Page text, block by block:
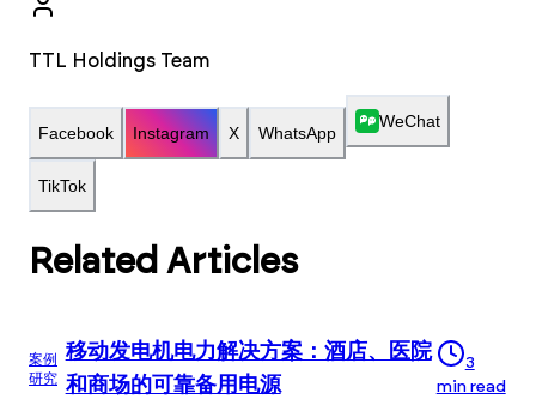
TTL Holdings Team
Facebook Instagram X WhatsApp
WeChat
TikTok
Related Articles
案例
研究
移动发电机电力解决方案：酒店、医院
和商场的可靠备用电源
3
min read